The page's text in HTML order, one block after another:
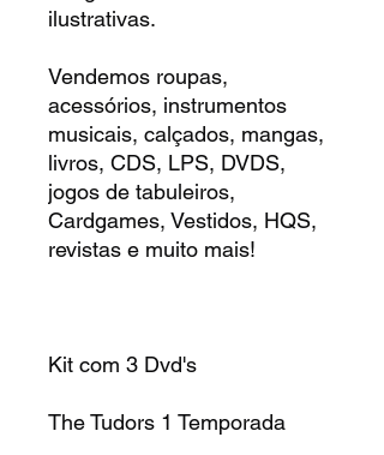
ilustrativas.
Vendemos roupas,
acessórios, instrumentos
musicais, calçados, mangas,
livros, CDS, LPS, DVDS,
jogos de tabuleiros,
Cardgames, Vestidos, HQS,
revistas e muito mais!
Kit com 3 Dvd's
The Tudors 1 Temporada